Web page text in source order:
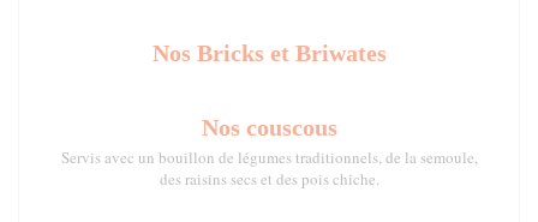
Nos Bricks et Briwates
Nos couscous
Servis avec un bouillon de légumes traditionnels, de la semoule,
des raisins secs et des pois chiche.